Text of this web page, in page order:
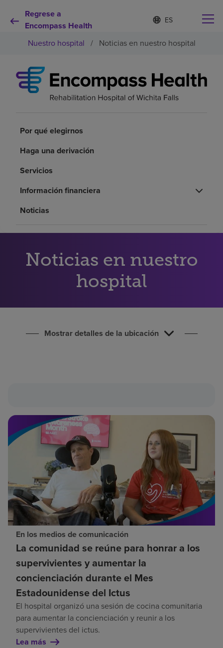
Regrese a
Encompass Health
Lista
de
idiomas
contraída
d
o
s
e
e
Por qué debe elegirnos
Recursos de salud
Inversores
Nuestro hospital / Noticias en nuestro hospital
Por qué elegirnos
Haga una derivación
Servicios
Información financiera
Noticias
Noticias en nuestro
hospital
Mostrar detalles de la ubicación
En los medios de comunicación
La comunidad se reúne para honrar a los
supervivientes y aumentar la
concienciación durante el Mes
Estadounidense del Ictus
El hospital organizó una sesión de cocina comunitaria
para aumentar la concienciación y reunir a los
supervivientes del ictus.
Lea más